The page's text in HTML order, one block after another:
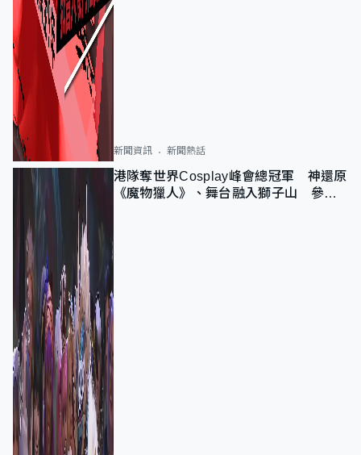
新聞資訊 新聞熱話
港隊奪世界Cosplay峰會總冠軍 神還原
《魔物獵人》、舞台融入獅子山 參賽